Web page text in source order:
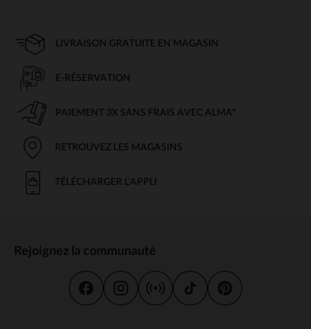
LIVRAISON GRATUITE EN MAGASIN
E-RÉSERVATION
PAIEMENT 3X SANS FRAIS AVEC ALMA*
RETROUVEZ LES MAGASINS
TÉLÉCHARGER L'APPLI
Rejoignez la communauté